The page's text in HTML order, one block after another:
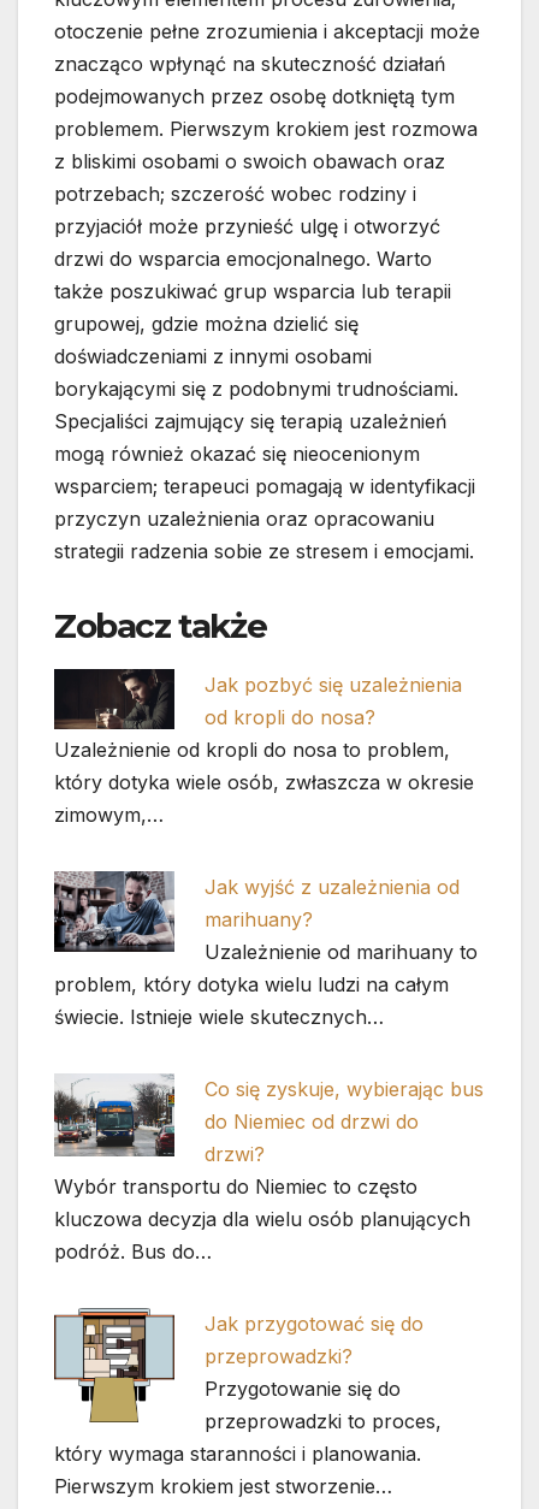
otoczenie pełne zrozumienia i akceptacji może
znacząco wpłynąć na skuteczność działań
podejmowanych przez osobę dotkniętą tym
problemem. Pierwszym krokiem jest rozmowa
z bliskimi osobami o swoich obawach oraz
potrzebach; szczerość wobec rodziny i
przyjaciół może przynieść ulgę i otworzyć
drzwi do wsparcia emocjonalnego. Warto
także poszukiwać grup wsparcia lub terapii
grupowej, gdzie można dzielić się
doświadczeniami z innymi osobami
borykającymi się z podobnymi trudnościami.
Specjaliści zajmujący się terapią uzależnień
mogą również okazać się nieocenionym
wsparciem; terapeuci pomagają w identyfikacji
przyczyn uzależnienia oraz opracowaniu
strategii radzenia sobie ze stresem i emocjami.
Zobacz także
Jak pozbyć się uzależnienia
od kropli do nosa?
Uzależnienie od kropli do nosa to problem,
który dotyka wiele osób, zwłaszcza w okresie
zimowym,…
Jak wyjść z uzależnienia od
marihuany?
Uzależnienie od marihuany to
problem, który dotyka wielu ludzi na całym
świecie. Istnieje wiele skutecznych…
Co się zyskuje, wybierając bus
do Niemiec od drzwi do
drzwi?
Wybór transportu do Niemiec to często
kluczowa decyzja dla wielu osób planujących
podróż. Bus do…
Jak przygotować się do
przeprowadzki?
Przygotowanie się do
przeprowadzki to proces,
który wymaga staranności i planowania.
Pierwszym krokiem jest stworzenie…